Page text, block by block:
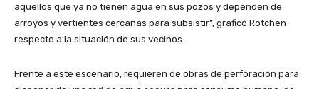
aquellos que ya no tienen agua en sus pozos y dependen de
arroyos y vertientes cercanas para subsistir”, graficó Rotchen
respecto a la situación de sus vecinos.
Frente a este escenario, requieren de obras de perforación para